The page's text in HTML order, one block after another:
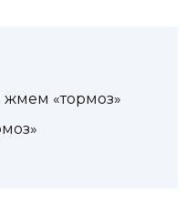
жмем «тормоз»